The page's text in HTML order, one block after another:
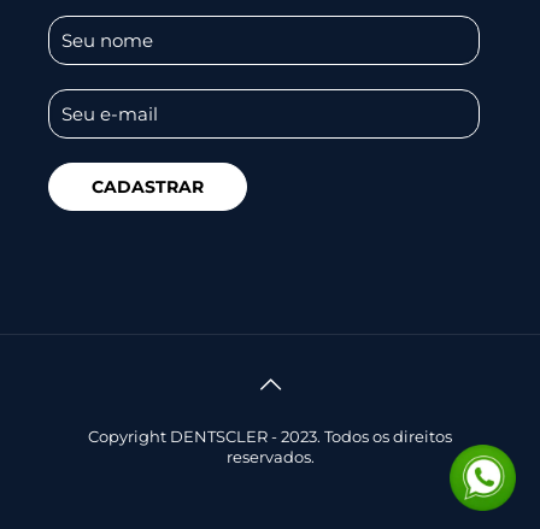
Copyright DENTSCLER - 2023. Todos os direitos
reservados.